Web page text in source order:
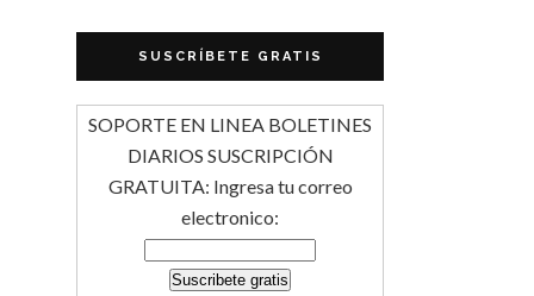
SUSCRÍBETE GRATIS
SOPORTE EN LINEA BOLETINES
DIARIOS SUSCRIPCIÓN
GRATUITA: Ingresa tu correo
electronico: